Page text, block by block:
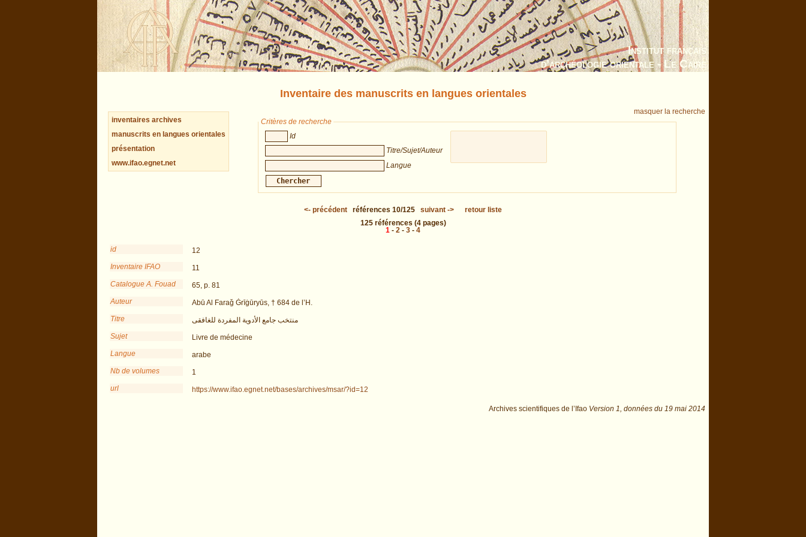
Institut français
d’archéologie orientale - Le Caire
Inventaire des manuscrits en langues orientales
inventaires archives
manuscrits en langues orientales
présentation
www.ifao.egnet.net
masquer la recherche
Critères de recherche
Id
Titre/Sujet/Auteur
Langue
<- précédent références 10/125 suivant ->
retour liste
125 références (4 pages)
1 - 2 - 3 - 4
id
12
Inventaire IFAO
11
Catalogue A. Fouad
65, p. 81
Auteur
Abū Al Faraǧ Ġrīġūryūs, † 684 de l’H.
Titre
منتخب جامع الأدوية المفردة للغافقى
Sujet
Livre de médecine
Langue
arabe
Nb de volumes
1
url
https://www.ifao.egnet.net/bases/archives/msar/?id=12
Archives scientifiques de l’Ifao Version 1,données du 19 mai 2014